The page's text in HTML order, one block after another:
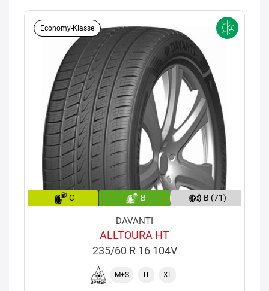
Economy-Klasse
C B B (71)
DAVANTI
ALLTOURA HT
235/60 R 16 104V
M+S TL XL